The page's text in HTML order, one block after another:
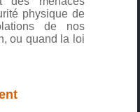
physique de
de nos
ou quand la loi